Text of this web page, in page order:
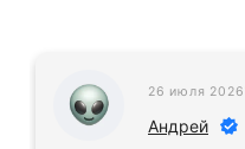
26 июля 2026
Андрей